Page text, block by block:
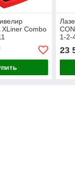
XLiner Combo
1-2-
23